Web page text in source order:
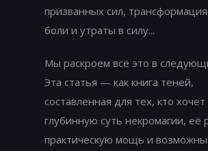
призванных сил,
боли и утраты в силу...
Мы раскроем всё это в
Эта статья — как книга теней,
составленная для тех, кто
глубинную суть некромагии, её
практическую мощь и